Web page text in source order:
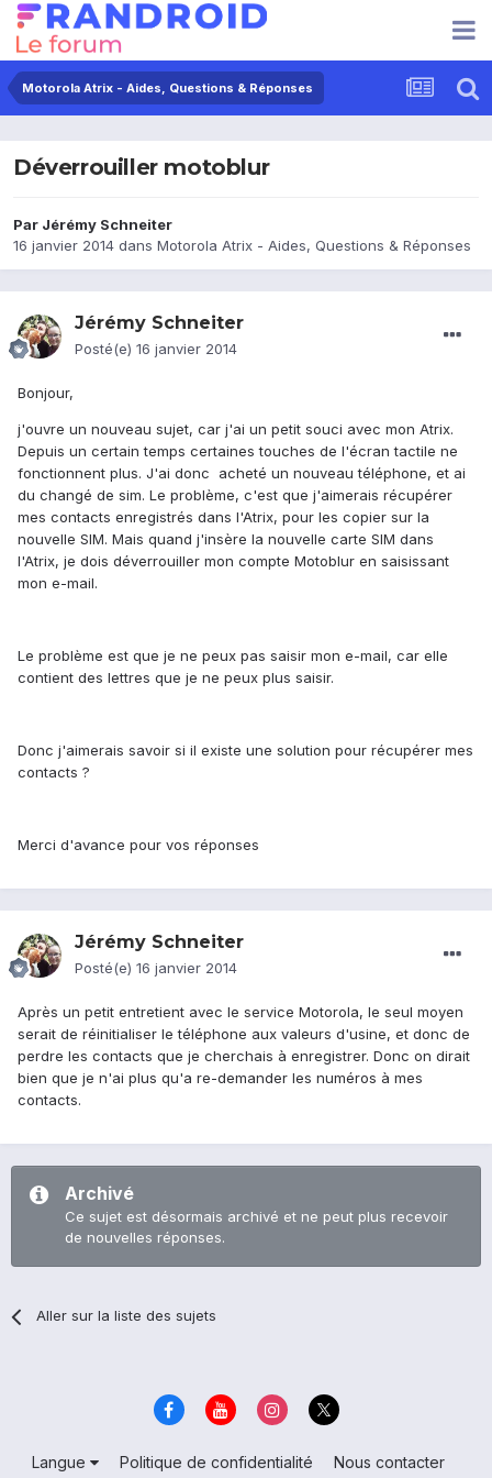
Motorola Atrix - Aides, Questions & Réponses
Déverrouiller motoblur
Par Jérémy Schneiter
16 janvier 2014 dans Motorola Atrix - Aides, Questions & Réponses
Jérémy Schneiter
Posté(e) 16 janvier 2014
Bonjour,
j'ouvre un nouveau sujet, car j'ai un petit souci avec mon Atrix.
Depuis un certain temps certaines touches de l'écran tactile ne
fonctionnent plus. J'ai donc acheté un nouveau téléphone, et ai
du changé de sim. Le problème, c'est que j'aimerais récupérer
mes contacts enregistrés dans l'Atrix, pour les copier sur la
nouvelle SIM. Mais quand j'insère la nouvelle carte SIM dans
l'Atrix, je dois déverrouiller mon compte Motoblur en saisissant
mon e-mail.
Le problème est que je ne peux pas saisir mon e-mail, car elle
contient des lettres que je ne peux plus saisir.
Donc j'aimerais savoir si il existe une solution pour récupérer mes
contacts ?
Merci d'avance pour vos réponses
Jérémy Schneiter
Posté(e) 16 janvier 2014
Après un petit entretient avec le service Motorola, le seul moyen
serait de réinitialiser le téléphone aux valeurs d'usine, et donc de
perdre les contacts que je cherchais à enregistrer. Donc on dirait
bien que je n'ai plus qu'a re-demander les numéros à mes
contacts.
Archivé
Ce sujet est désormais archivé et ne peut plus recevoir
de nouvelles réponses.
Aller sur la liste des sujets
Langue Politique de confidentialité
Nous contacter